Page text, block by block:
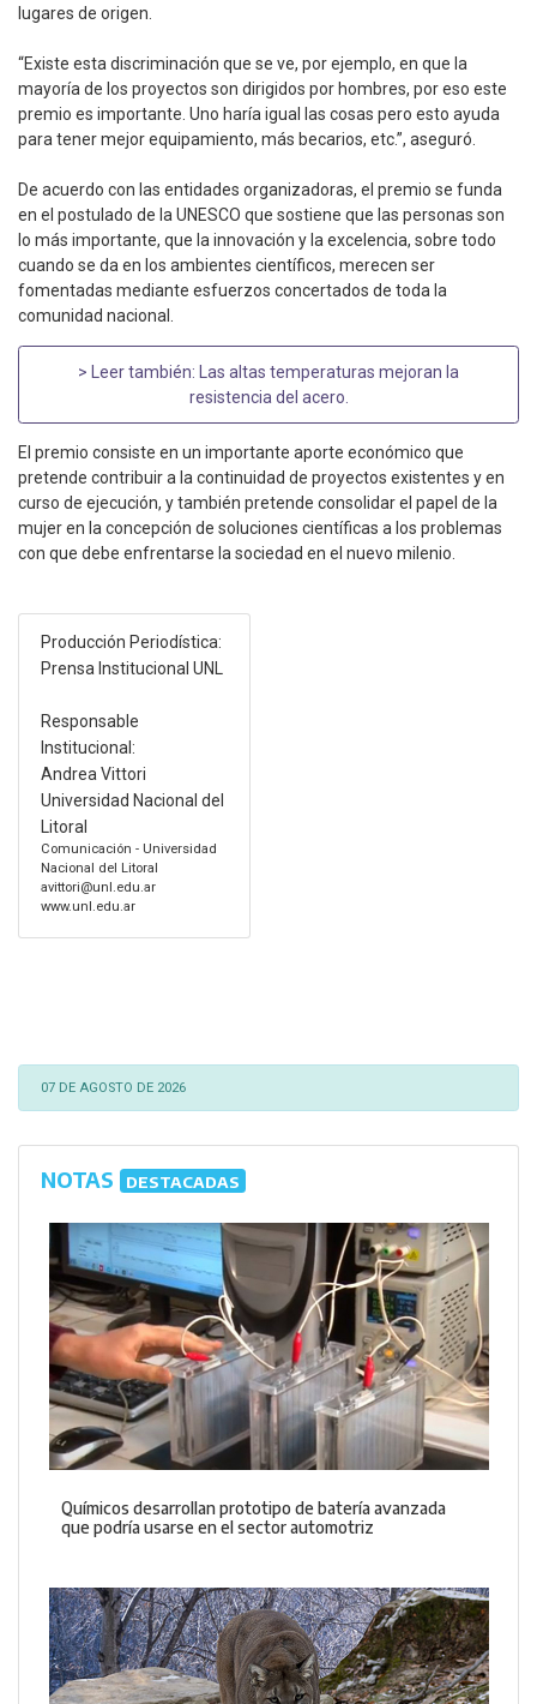
lugares de origen.
“Existe esta discriminación que se ve, por ejemplo, en que la
mayoría de los proyectos son dirigidos por hombres, por eso este
premio es importante. Uno haría igual las cosas pero esto ayuda
para tener mejor equipamiento, más becarios, etc.”, aseguró.
De acuerdo con las entidades organizadoras, el premio se funda
en el postulado de la UNESCO que sostiene que las personas son
lo más importante, que la innovación y la excelencia, sobre todo
cuando se da en los ambientes científicos, merecen ser
fomentadas mediante esfuerzos concertados de toda la
comunidad nacional.
> Leer también: Las altas temperaturas mejoran la
resistencia del acero
El premio consiste en un importante aporte económico que
pretende contribuir a la continuidad de proyectos existentes y en
curso de ejecución, y también pretende consolidar el papel de la
mujer en la concepción de soluciones científicas a los problemas
con que debe enfrentarse la sociedad en el nuevo milenio.
Producción Periodística:
Prensa Institucional UNL
Responsable
Institucional:
Andrea Vittori
Universidad Nacional del
Litoral
Comunicación - Universidad
Nacional del Litoral
avittori@unl.edu.ar
www.unl.edu.ar
07 DE AGOSTO DE 2026
NOTAS DESTACADAS
Químicos desarrollan prototipo de batería avanzada
que podría usarse en el sector automotriz